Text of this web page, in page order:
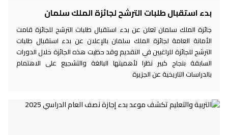
بدء استقبال طلبات الترشح لجائزة الملك سلمان
جائزة الملك سلمان تعلن عن بدء استقبال طلبات الترشح للجائزة قامت
الأمانة العامة لجائزة الملك سلمان بالإعلان عن بدء استقبال طلبات
الترشح للجائزة للراغبين في التقديم وقد حظيت هذه الجائزة خلال الدورات
السابقة بنجاح كبير نظرا لأهميتها البالغة والتشجيع على الاهتمام
بالدراسات التاريخية عن الجزيرة